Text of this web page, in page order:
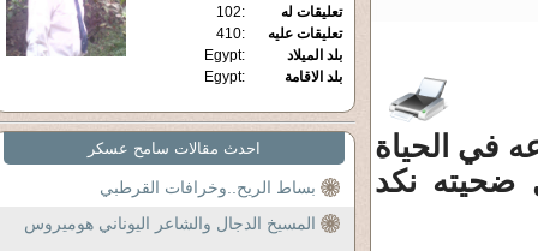
في الحياة
نكد
تعليقات له
:
102
تعليقات عليه
:
410
بلد الميلاد
:
Egypt
بلد الاقامة
:
Egypt
احدث مقالات سامح عسكر
بساط الريح..وخرافات القرطبي
المسيخ الدجال والشاعر اليوناني هوميروس